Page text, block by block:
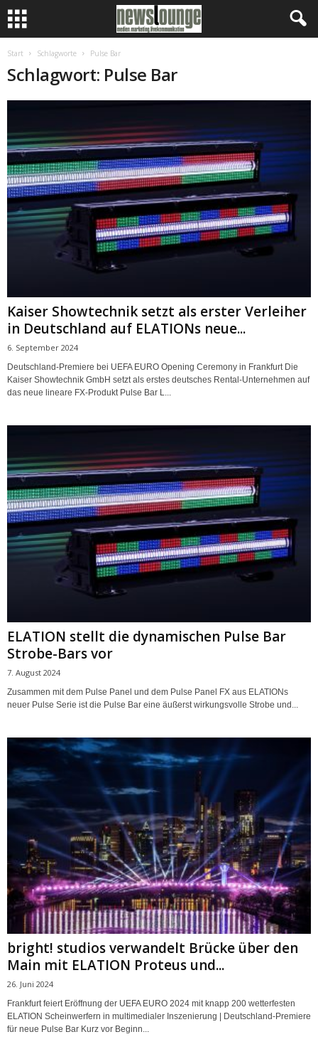
Start Schlagworte Pulse Bar
Schlagwort: Pulse Bar
Kaiser Showtechnik setzt als erster Verleiher
in Deutschland auf ELATIONs neue...
6. September 2024
Deutschland-Premiere bei UEFA EURO Opening Ceremony in Frankfurt Die
Kaiser Showtechnik GmbH setzt als erstes deutsches Rental-Unternehmen auf
das neue lineare FX-Produkt Pulse Bar L...
ELATION stellt die dynamischen Pulse Bar
Strobe-Bars vor
7. August 2024
Zusammen mit dem Pulse Panel und dem Pulse Panel FX aus ELATIONs
neuer Pulse Serie ist die Pulse Bar eine äußerst wirkungsvolle Strobe und...
bright! studios verwandelt Brücke über den
Main mit ELATION Proteus und...
26. Juni 2024
Frankfurt feiert Eröffnung der UEFA EURO 2024 mit knapp 200 wetterfesten
ELATION Scheinwerfern in multimedialer Inszenierung | Deutschland-Premiere
für neue Pulse Bar Kurz vor Beginn...